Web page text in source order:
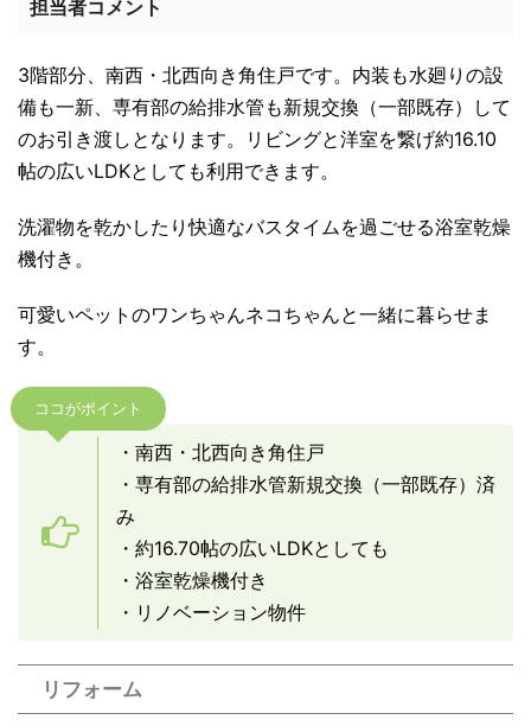
担当者コメント
3階部分、南西・北西向き角住戸です。内装も水廻りの設
備も一新、専有部の給排水管も新規交換（一部既存）して
のお引き渡しとなります。リビングと洋室を繋げ約16.10
帖の広いLDKとしても利用できます。
洗濯物を乾かしたり快適なバスタイムを過ごせる浴室乾燥
機付き。
可愛いペットのワンちゃんネコちゃんと一緒に暮らせま
す。
ココがポイント
・南西・北西向き角住戸
・専有部の給排水管新規交換（一部既存）済
み
・約16.70帖の広いLDKとしても
・浴室乾燥機付き
・リノベーション物件
リフォーム